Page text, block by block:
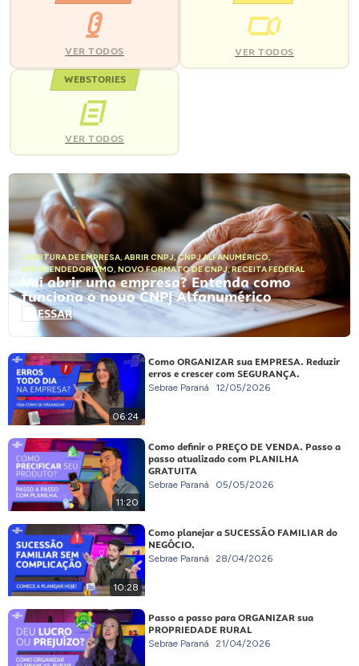
VER TODOS VER TODOS
WEBSTORIES
VER TODOS
ABERTURA DE EMPRESA, ABRIR CNPJ,CNPJ ALFANUMÉRICO,
EMPREENDEDORISMO, NOVO FORMATO DE CNPJ,RECEITA FEDERAL
Vai abrir uma empresa? Entenda como
funciona o novo CNPJ Alfanumérico
ACESSAR
06:24
Como ORGANIZAR sua EMPRESA. Reduzir
erros e crescer com SEGURANÇA.
Sebrae Paraná 12/05/2026
11:20
Como definir o PREÇO DE VENDA. Passo a
passo atualizado com PLANILHA
GRATUITA
Sebrae Paraná 05/05/2026
10:28
Como planejar a SUCESSÃO FAMILIAR do
NEGÓCIO.
Sebrae Paraná 28/04/2026
Passo a passo para ORGANIZAR sua
PROPRIEDADE RURAL
Sebrae Paraná 21/04/2026